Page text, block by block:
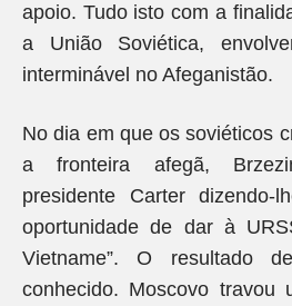
apoio. Tudo isto com a
a União Soviética,
interminável no Afeganistão.
No dia em que os soviéticos
a fronteira afegã,
presidente Carter dizendo-
oportunidade de dar à
Vietname”. O resultado
conhecido. Moscovo travou